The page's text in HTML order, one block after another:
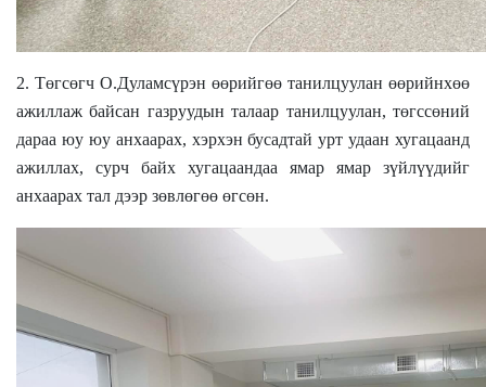
2. Төгсөгч О.Дуламсүрэн өөрийгөө танилцуулан өөрийнхөө
ажиллаж байсан газруудын талаар танилцуулан, төгссөний
дараа юу юу анхаарах, хэрхэн бусадтай урт удаан хугацаанд
ажиллах, сурч байх хугацаандаа ямар ямар зүйлүүдийг
анхаарах тал дээр зөвлөгөө өгсөн.